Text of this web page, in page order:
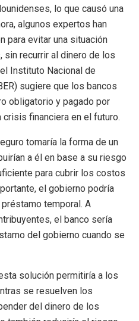
lo que causó una
algunos expertos han
para evitar una situación
sin recurrir al dinero de los
Instituto Nacional de
sugiere que los bancos
obligatorio y pagado por
financiera en el futuro.
tomaría la forma de un
a él en base a su riesgo
para cubrir los costos
el gobierno podría
temporal. A
el banco sería
del gobierno cuando se
solución permitiría a los
se resuelven los
del dinero de los